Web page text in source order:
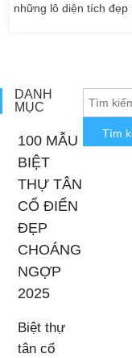
những lô diện tích
DANH
MỤC
100 MẪU
BIỆT
THỰ TÂN
CỔ ĐIỂN
ĐẸP
CHOÁNG
NGỢP
2025
Biệt thự
tân cổ